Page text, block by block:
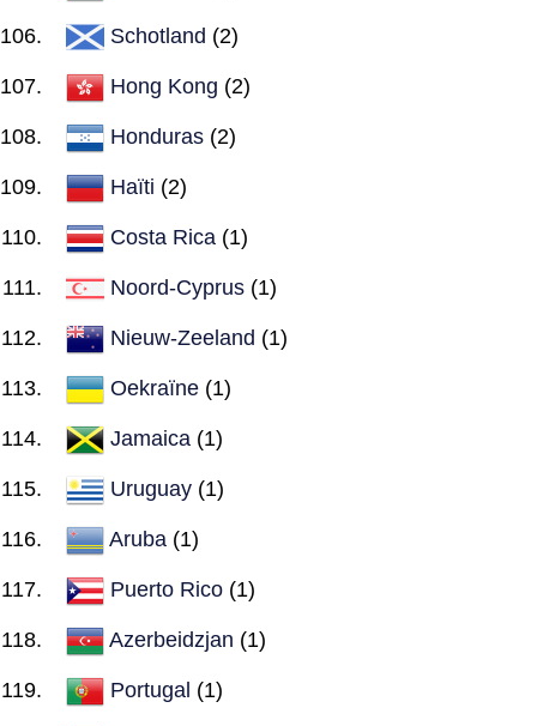
Schotland (2)
Hong Kong (2)
Honduras (2)
Haïti (2)
Costa Rica (1)
Noord-Cyprus (1)
Nieuw-Zeeland (1)
Oekraïne (1)
Jamaica (1)
Uruguay (1)
Aruba (1)
Puerto Rico (1)
Azerbeidzjan (1)
Portugal (1)